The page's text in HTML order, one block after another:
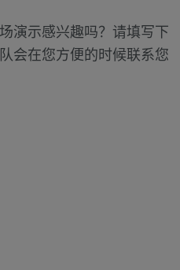
演示感兴趣吗？请填写下
会在您方便的时候联系您